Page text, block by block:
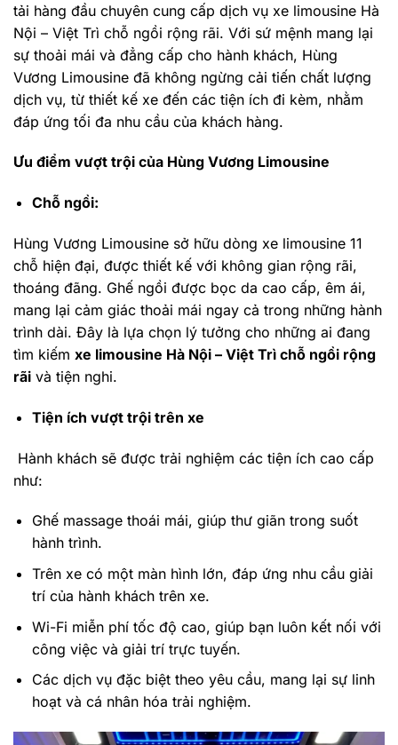
tải hàng đầu chuyên cung cấp dịch vụ xe limousine Hà
Nội – Việt Trì chỗ ngồi rộng rãi. Với sứ mệnh mang lại
sự thoải mái và đẳng cấp cho hành khách, Hùng
Vương Limousine đã không ngừng cải tiến chất lượng
dịch vụ, từ thiết kế xe đến các tiện ích đi kèm, nhằm
đáp ứng tối đa nhu cầu của khách hàng.
Ưu điểm vượt trội của Hùng Vương Limousine
Chỗ ngồi:
Hùng Vương Limousine sở hữu dòng xe limousine 11
chỗ hiện đại, được thiết kế với không gian rộng rãi,
thoáng đãng. Ghế ngồi được bọc da cao cấp, êm ái,
mang lại cảm giác thoải mái ngay cả trong những hành
trình dài. Đây là lựa chọn lý tưởng cho những ai đang
tìm kiếm xe limousine Hà Nội – Việt Trì chỗ ngồi rộng
rãi và tiện nghi.
Tiện ích vượt trội trên xe
Hành khách sẽ được trải nghiệm các tiện ích cao cấp
như:
Ghế massage thoái mái, giúp thư giãn trong suốt
hành trình.
Trên xe có một màn hình lớn, đáp ứng nhu cầu giải
trí của hành khách trên xe.
Wi-Fi miễn phí tốc độ cao, giúp bạn luôn kết nối với
công việc và giải trí trực tuyến.
Các dịch vụ đặc biệt theo yêu cầu, mang lại sự linh
hoạt và cá nhân hóa trải nghiệm.